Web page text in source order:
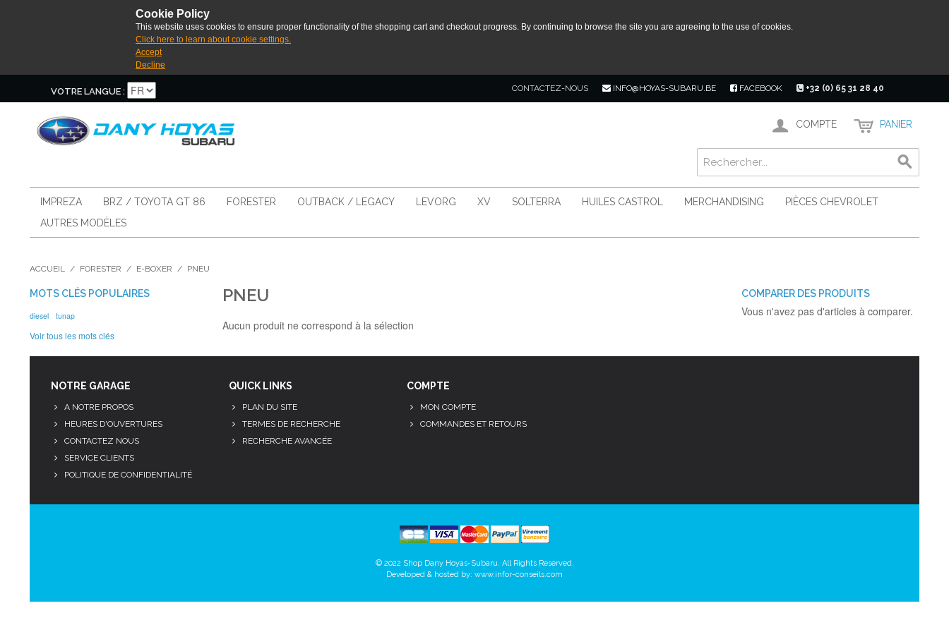
Cookie Policy
This website uses cookies to ensure proper functionality of the shopping cart and checkout progress. By continuing to browse the site you are agreeing to the use of cookies.
Click here to learn about cookie settings.
Accept
Decline
VOTRE LANGUE : CONTACTEZ-NOUS INFO@HOYAS-SUBARU.BE FACEBOOK +32 (0) 65 31 28 40
COMPTE PANIER
IMPREZA BRZ / TOYOTA GT 86 FORESTER OUTBACK / LEGACY LEVORG XV SOLTERRA HUILES CASTROL MERCHANDISING
PIÈCES CHEVROLET
AUTRES MODÈLES
ACCUEIL / FORESTER / E-BOXER / PNEU
PNEU
Aucun produit ne correspond à la sélection
MOTS CLÉS POPULAIRES
diesel tunap
Voir tous les mots clés
COMPARER DES PRODUITS
Vous n'avez pas d'articles à comparer.
NOTRE GARAGE
A NOTRE PROPOS
HEURES D'OUVERTURES
CONTACTEZ NOUS
SERVICE CLIENTS
POLITIQUE DE CONFIDENTIALITÉ
QUICK LINKS
PLAN DU SITE
TERMES DE RECHERCHE
RECHERCHE AVANCÉE
COMPTE
MON COMPTE
COMMANDES ET RETOURS
© 2022 Shop Dany Hoyas-Subaru. All Rights Reserved.
Developed & hosted by: www.infor-conseils.com